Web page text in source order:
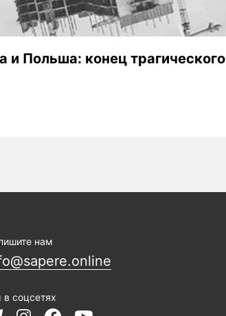
и Польша: конец трагического
нам
соцсетях